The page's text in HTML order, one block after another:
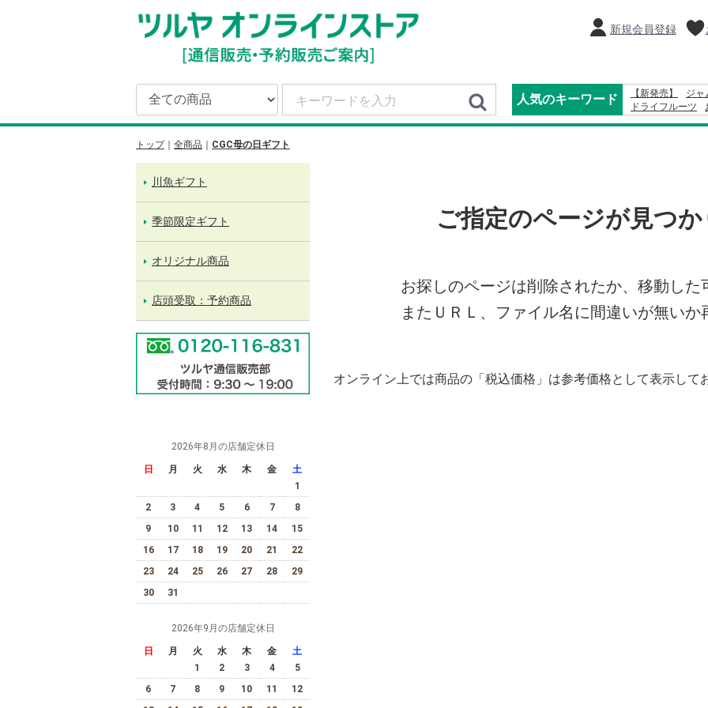
新規会員登録
人気のキーワード 【新発売】 ジャ
ドライフルーツ
トップ
全商品 CGC母の日ギフト
川魚ギフト
季節限定ギフト
オリジナル商品
店頭受取：予約商品
2026年8月の店舗定休日
日 月 火 水 木 金
土
1
2
3 4 5 6 7
8
9
10 11 12 13 14
15
16
17 18 19 20 21
22
23
24 25 26 27 28
29
30
31
2026年9月の店舗定休日
日 月 火 水 木 金
土
1
2 3 4
5
6
7 8 9 10 11
12
ご指定のページが見つか
お探しのページは削除されたか、移動した
またＵＲＬ、ファイル名に間違いが無いか
オンライン上では商品の「税込価格」は参考価格として表示して